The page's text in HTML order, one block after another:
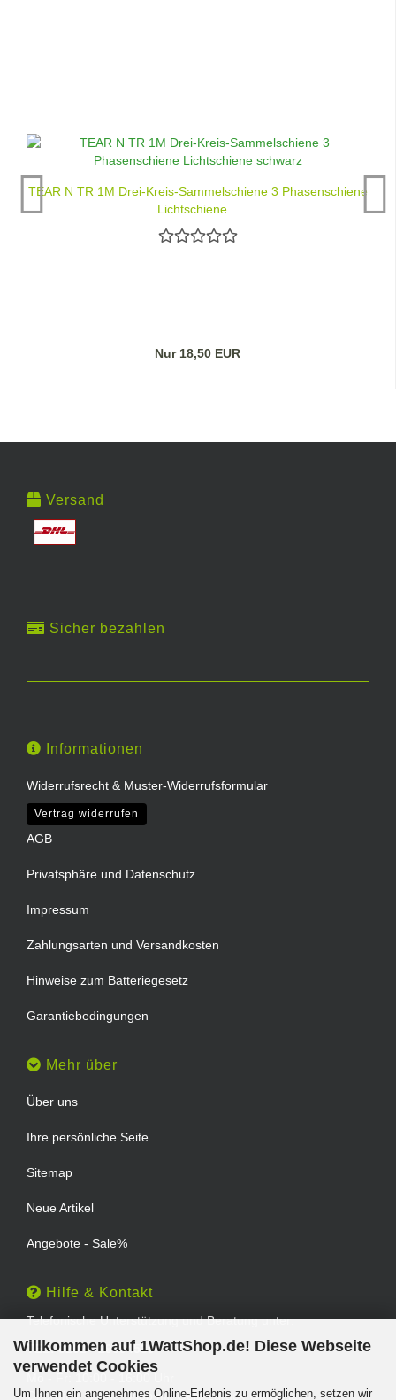
Willkommen auf 1WattShop.de! Diese Webseite
verwendet Cookies
Um Ihnen ein angenehmes Online-Erlebnis zu ermöglichen, setzen wir
TEAR N TR 1M Drei-Kreis-Sammelschiene 3 Phasenschiene
Lichtschiene...
Nur 18,50 EUR
Versand
Sicher bezahlen
Informationen
Widerrufsrecht & Muster-Widerrufsformular
Vertrag widerrufen
AGB
Privatsphäre und Datenschutz
Impressum
Zahlungsarten und Versandkosten
Hinweise zum Batteriegesetz
Garantiebedingungen
Mehr über
Über uns
Ihre persönliche Seite
Sitemap
Neue Artikel
Angebote - Sale%
Hilfe & Kontakt
Telefonische Unterstützung und Beratung unter:
TEL: 0202 - 29994539
Geprüfter Online Shop mit Geld-zurück-Garantie.